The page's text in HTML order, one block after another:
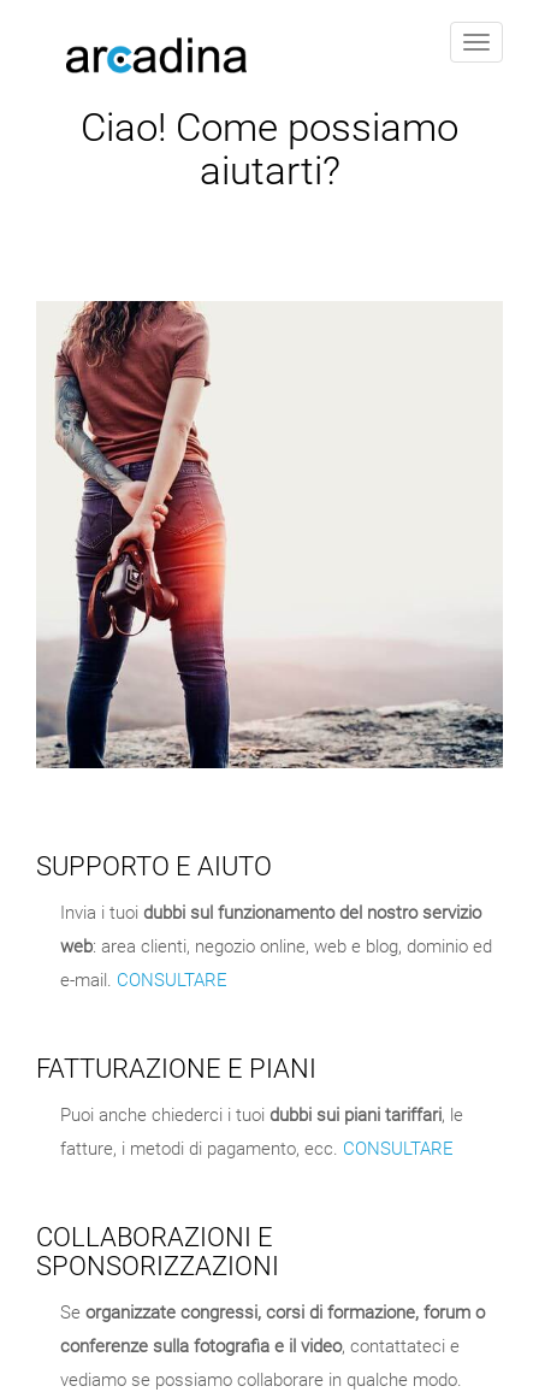
Ciao! Come possiamo
aiutarti?
SUPPORTO E AIUTO
Invia i tuoi dubbi sul funzionamento del nostro servizio
web: area clienti, negozio online, web e blog, dominio ed
e-mail. CONSULTARE
FATTURAZIONE E PIANI
Puoi anche chiederci i tuoi dubbi sui piani tariffari, le
fatture, i metodi di pagamento, ecc. CONSULTARE
COLLABORAZIONI E
SPONSORIZZAZIONI
Se organizzate congressi, corsi di formazione, forum o
conferenze sulla fotografia e il video, contattateci e
vediamo se possiamo collaborare in qualche modo.